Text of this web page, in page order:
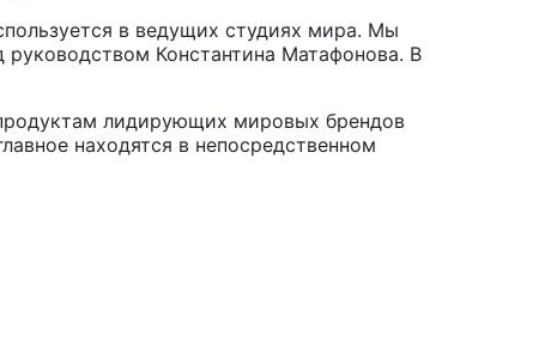
в ведущих студиях мира. Мы
Константина Матафонова. В
лидирующих мировых брендов
находятся в непосредственном